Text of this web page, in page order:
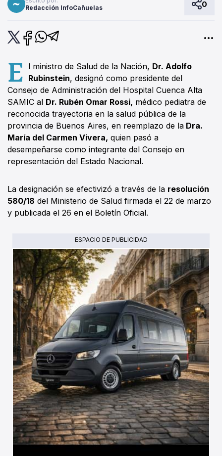
Redacción InfoCañuelas
0
E l ministro de Salud de la Nación, Dr. Adolfo
Rubinstein, designó como presidente del
Consejo de Administración del Hospital Cuenca Alta
SAMIC al Dr. Rubén Omar Rossi, médico pediatra de
reconocida trayectoria en la salud pública de la
provincia de Buenos Aires, en reemplazo de la Dra.
María del Carmen Vivera, quien pasó a
desempeñarse como integrante del Consejo en
representación del Estado Nacional.
La designación se efectivizó a través de la resolución
580/18 del Ministerio de Salud firmada el 22 de marzo
y publicada el 26 en el Boletín Oficial.
ESPACIO DE PUBLICIDAD